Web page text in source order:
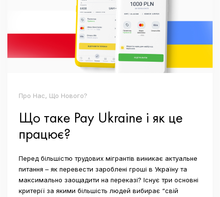
Про Нас, Що Нового?
Що таке Pay Ukraine і як це
працює?
Перед більшістю трудових мігрантів виникає актуальне
питання – як перевести зароблені гроші в Україну та
максимально заощадити на переказі? Існує три основні
критерії за якими більшість людей вибирає “свій